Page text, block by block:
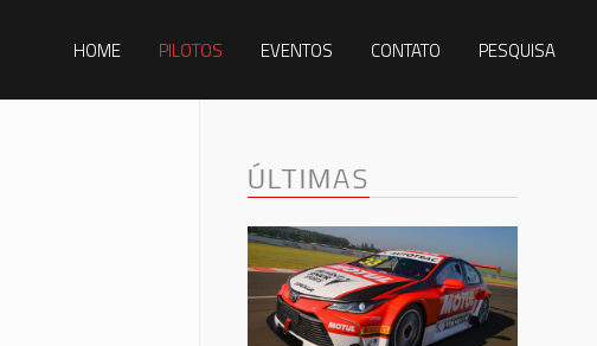
HOME PILOTOS EVENTOS CONTATO PESQUISA
ÚLTIMAS